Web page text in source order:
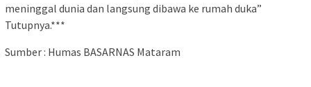
meninggal dunia dan langsung dibawa ke rumah duka”
Tutupnya.***
Sumber : Humas BASARNAS Mataram